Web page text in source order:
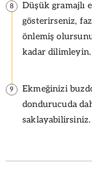
8
Düşük gramajlı
gösterirseniz,
önlemiş
kadar dilimleyin.
9
Ekmeğinizi
dondurucuda
saklayabilirsiniz.